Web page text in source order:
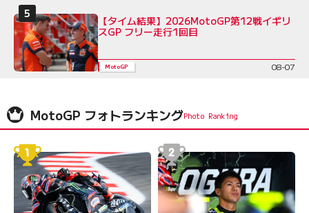
【タイム結果】2026MotoGP第12戦イギリ
スGP フリー走行1回目
MotoGP 08-07
MotoGP フォトランキング